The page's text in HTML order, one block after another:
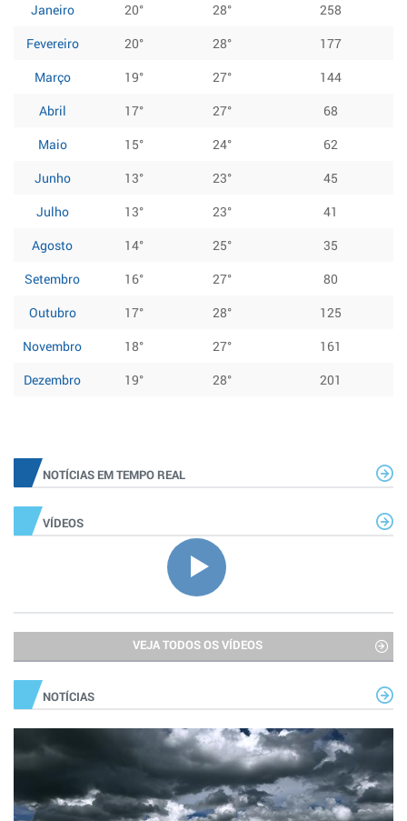
Janeiro
20° 28°
258
Fevereiro
20° 28°
177
Março
19° 27°
144
Abril
17° 27°
68
Maio
15° 24°
62
Junho
13° 23°
45
Julho
13° 23°
41
Agosto
14° 25°
35
Setembro
16° 27°
80
Outubro
17° 28°
125
Novembro
18° 27°
161
Dezembro
19° 28° 201
NOTÍCIAS EM TEMPO REAL
VÍDEOS
VEJA TODOS OS VÍDEOS
NOTÍCIAS